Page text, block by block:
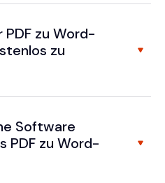
zu Word-
zu
Software
PDF zu Word-